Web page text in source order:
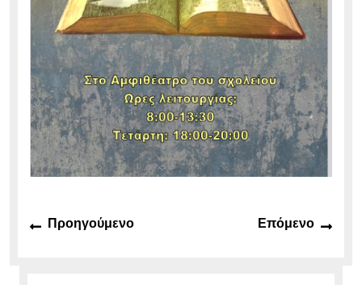
Πλοήγηση
άρθρων
ΠροηγούμενοΠροηγούμενο
Επόμενο